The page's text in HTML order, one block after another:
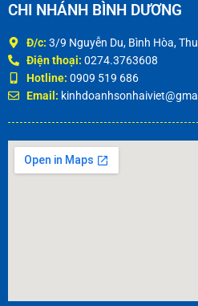
CHI NHÁNH BÌNH DƯƠNG
Đ/c: 3/9 Nguyễn Du, Bình Hòa,
Điện thoại: 0274.3763608
Hotline: 0909 519 686
Email: